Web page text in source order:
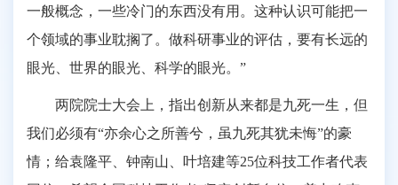
一般概念，一些冷门的东西没有用。这种认识可能把一
个领域的事业耽搁了。做科研事业的评估，要有长远的
眼光、世界的眼光、科学的眼光。”
两院院士大会上，指出创新从来都是九死一生，但
我们必须有“亦余心之所善兮，虽九死其犹未悔”的豪
情；给袁隆平、钟南山、叶培建等25位科技工作者代表